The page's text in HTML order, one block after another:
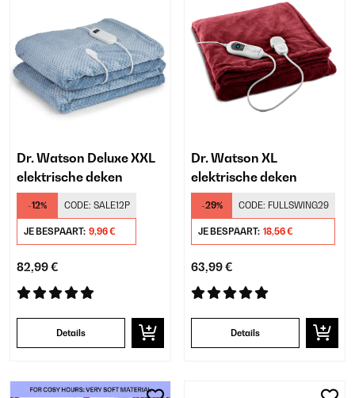
Dr. Watson Deluxe XXL
elektrische deken
-12% CODE: SALE12P
JE BESPAART: 9,96 €
82,99 €
Details
Dr. Watson XL
elektrische deken
-29% CODE: FULLSWING29
JE BESPAART: 18,56 €
63,99 €
Details